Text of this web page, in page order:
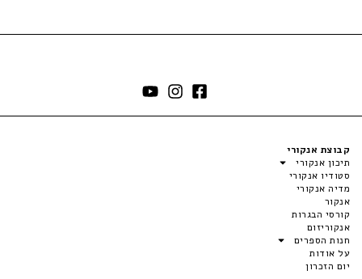
קבוצת אנקורי
תיכון אנקורי
סטודיו אנקורי
מדיה אנקורי
אנקור
קורסי הבגרות
אנקוריזום
חנות הספרים
על אודות
יום הזכרון